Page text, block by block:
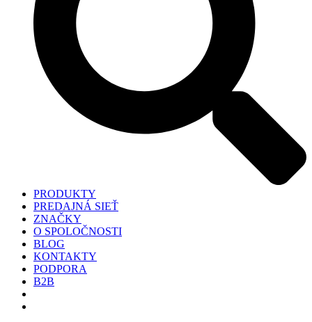
PRODUKTY
PREDAJNÁ SIEŤ
ZNAČKY
O SPOLOČNOSTI
BLOG
KONTAKTY
PODPORA
B2B